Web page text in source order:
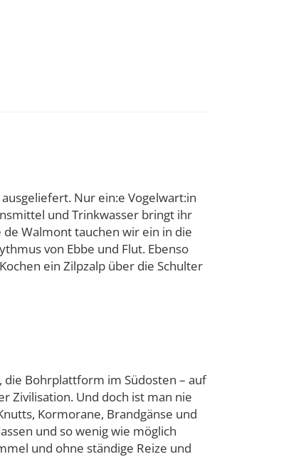
Nur ein:e Vogelwart:in
und Trinkwasser bringt ihr
Walmont tauchen wir ein in die
von Ebbe und Flut. Ebenso
ein Zilpzalp über die Schulter
die Bohrplattform im Südosten – auf
Zivilisation. Und doch ist man nie
Kormorane, Brandgänse und
und so wenig wie möglich
und ohne ständige Reize und